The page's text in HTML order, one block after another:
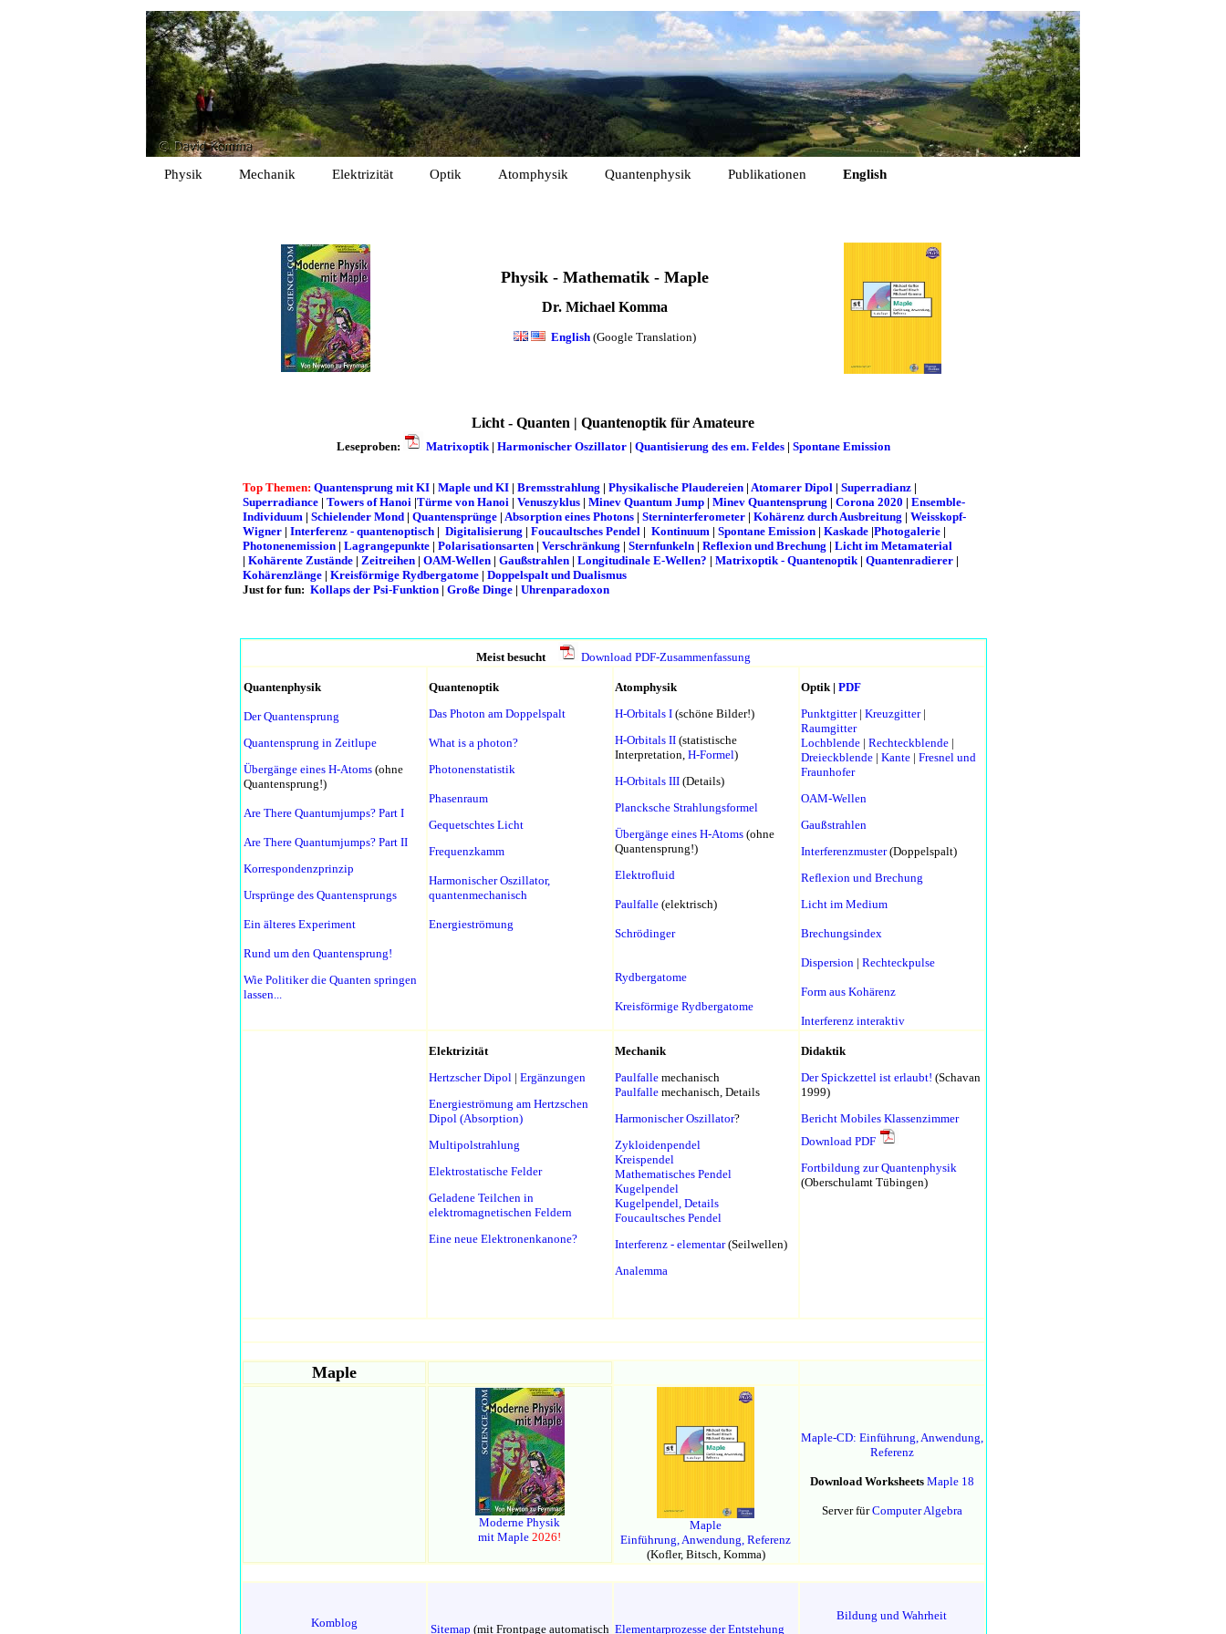
Physik Mechanik Elektrizität Optik Atomphysik Quantenphysik Publikationen English
Physik - Mathematik - Maple
Dr. Michael Komma
English (Google Translation)
Licht - Quanten | Quantenoptik für Amateure
Leseproben: Matrixoptik| Harmonischer Oszillator| Quantisierung des em. Feldes| Spontane Emission
Top Themen: Quantensprung mit KI| Maple und KI| Bremsstrahlung | Physikalische Plaudereien| Atomarer Dipol | Superradianz|
Superradiance| Towers of Hanoi|Türme von Hanoi| Venuszyklus| Minev Quantum Jump| Minev Quantensprung | Corona 2020 | Ensemble-
Individuum| Schielender Mond | Quantensprünge| Absorption eines Photons| Sterninterferometer| Kohärenz durch Ausbreitung | Weisskopf-
Wigner| Interferenz - quantenoptisch| Digitalisierung | Foucaultsches Pendel| Kontinuum| Spontane Emission| Kaskade|Photogalerie|
Photonenemission| Lagrangepunkte| Polarisationsarten| Verschränkung | Sternfunkeln| Reflexion und Brechung | Licht im Metamaterial
| Kohärente Zustände| Zeitreihen| OAM-Wellen| Gaußstrahlen| Longitudinale E-Wellen? | Matrixoptik - Quantenoptik| Quantenradierer|
Kohärenzlänge| Kreisförmige Rydbergatome| Doppelspalt und Dualismus
Just for fun: Kollaps der Psi-Funktion| Große Dinge | Uhrenparadoxon
Meist besucht Download PDF-Zusammenfassung
Quantenphysik
Der Quantensprung
Quantensprung in Zeitlupe
Übergänge eines H-Atoms(ohne
Quantensprung!)
Are There Quantumjumps? Part I
Are There Quantumjumps? Part II
Korrespondenzprinzip
Ursprünge des Quantensprungs
Ein älteres Experiment
Rund um den Quantensprung!
Wie Politiker die Quanten springen
lassen...
Quantenoptik
Das Photon am Doppelspalt
What is a photon?
Photonenstatistik
Phasenraum
Gequetschtes Licht
Frequenzkamm
Harmonischer Oszillator,
quantenmechanisch
Energieströmung
Atomphysik
H-Orbitals I(schöne Bilder!)
H-Orbitals II(statistische
Interpretation, H-Formel)
H-Orbitals III(Details)
Plancksche Strahlungsformel
Übergänge eines H-Atoms(ohne
Quantensprung!)
Elektrofluid
Paulfalle(elektrisch)
Schrödinger
Rydbergatome
Kreisförmige Rydbergatome
Optik | PDF
Punktgitter| Kreuzgitter|
Raumgitter
Lochblende| Rechteckblende|
Dreieckblende| Kante| Fresnel und
Fraunhofer
OAM-Wellen
Gaußstrahlen
Interferenzmuster(Doppelspalt)
Reflexion und Brechung
Licht im Medium
Brechungsindex
Dispersion| Rechteckpulse
Form aus Kohärenz
Interferenz interaktiv
Elektrizität
Hertzscher Dipol| Ergänzungen
Energieströmung am Hertzschen
Dipol (Absorption)
Multipolstrahlung
Elektrostatische Felder
Geladene Teilchen in
elektromagnetischen Feldern
Eine neue Elektronenkanone?
Mechanik
Paulfallemechanisch
Paulfallemechanisch, Details
Harmonischer Oszillator?
Zykloidenpendel
Kreispendel
Mathematisches Pendel
Kugelpendel
Kugelpendel, Details
Foucaultsches Pendel
Interferenz - elementar(Seilwellen)
Analemma
Didaktik
Der Spickzettel ist erlaubt! (Schavan
1999)
Bericht Mobiles Klassenzimmer
Download PDF
Fortbildung zur Quantenphysik
(Oberschulamt Tübingen)
Maple
Moderne Physik
mit Maple 2026!
Maple
Einführung, Anwendung, Referenz
(Kofler, Bitsch, Komma)
Maple-CD: Einführung, Anwendung,
Referenz
Download Worksheets Maple 18
Server fürComputer Algebra
Komblog Sitemap (mit Frontpage automatisch Elementarprozesse der Entstehung
Bildung und Wahrheit